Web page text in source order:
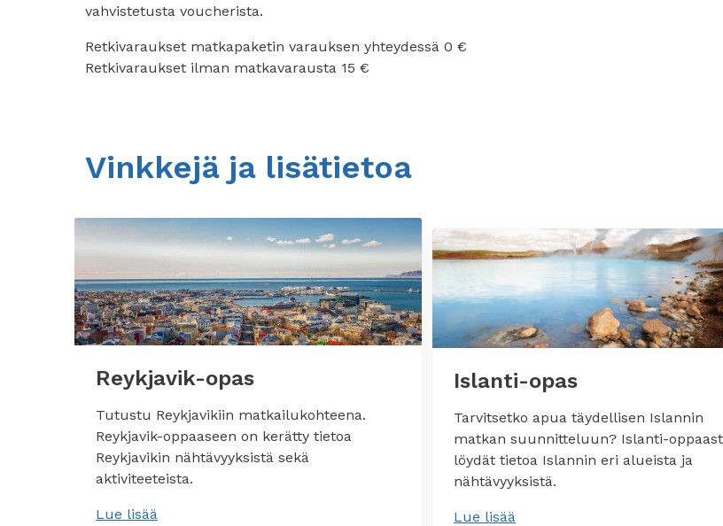
vahvistetusta voucherista.
Retkivaraukset matkapaketin varauksen yhteydessä 0 €
Retkivaraukset ilman matkavarausta 15 €
Vinkkejä ja lisätietoa
Reykjavik-opas
Tutustu Reykjavikiin matkailukohteena.
Reykjavik-oppaaseen on kerätty tietoa
Reykjavikin nähtävyyksistä sekä
aktiviteeteista.
Lue lisää
Islanti-opas
Tarvitsetko apua täydellisen Islannin
matkan suunnitteluun? Islanti-
löydät tietoa Islannin eri alueista ja
nähtävyyksistä.
Lue lisää